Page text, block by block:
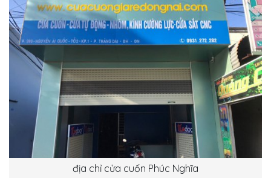
địa chỉ cửa cuốn Phúc Nghĩa